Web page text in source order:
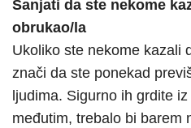
Sanjati da ste nekome
obrukao/la
Ukoliko ste nekome kazali
znači da ste ponekad
ljudima. Sigurno ih grdite
međutim, trebalo bi barem